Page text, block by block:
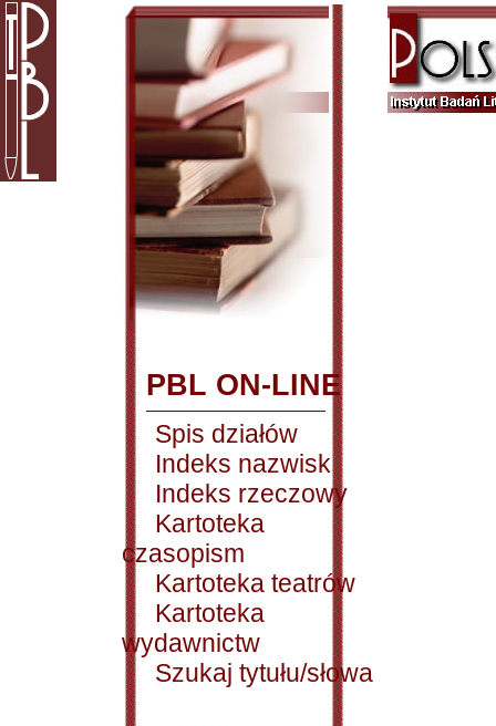
PBL ON-LINE
Spis działów
Indeks nazwisk
Indeks rzeczowy
Kartoteka
czasopism
Kartoteka teatrów
Kartoteka
wydawnictw
Szukaj tytułu/słowa